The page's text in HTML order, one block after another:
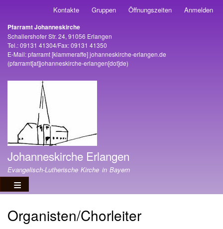
Kontakte Gruppen Öffnungszeiten Anmelden
Adresse
Pfarramt Johanneskirche
Schallershofer Str. 24, 91056 Erlangen
Tel.: 09131 41304/Fax: 09131 41350
E-Mail:pfarramt[klammeraffe]johanneskirche-erlangen.de
(pfarramt[at]johanneskirche-erlangen[dot]de)
Johanneskirche Erlangen
Evangelisch-Lutherische Kirche in Bayern
Organisten/Chorleiter